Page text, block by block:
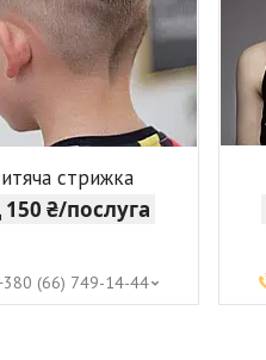
стрижка
150 ₴/послуга
(66) 749-14-44